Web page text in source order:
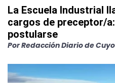
La Escuela Industrial
cargos de preceptor/
postularse
PorRedacción Diario de Cuyo